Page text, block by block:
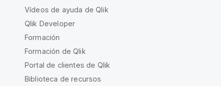
Vídeos de ayuda de Qlik
Qlik Developer
Formación
Formación de Qlik
Portal de clientes de Qlik
Biblioteca de recursos